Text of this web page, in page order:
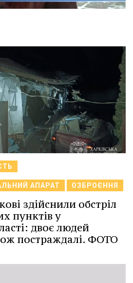
АПАРАТ ОЗБРОЄННЯ
здійснили обстріл
пунктів у
двоє людей
постраждалі. ФОТО